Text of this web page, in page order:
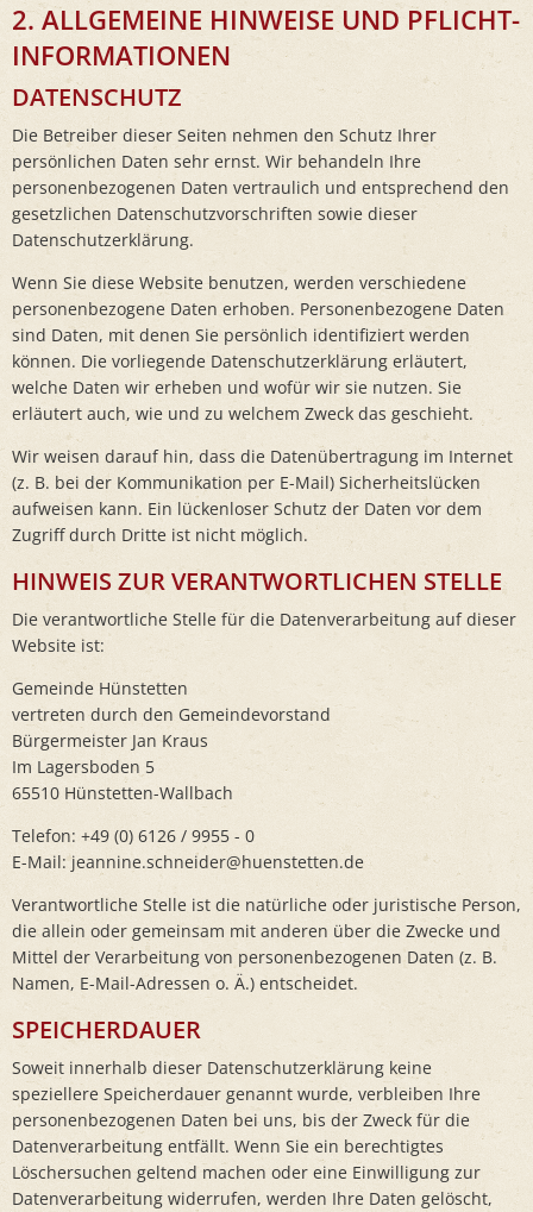
2. ALLGEMEINE HINWEISE UND PFLICHT­
INFORMATIONEN
DATENSCHUTZ
Die Betreiber dieser Seiten nehmen den Schutz Ihrer
persönlichen Daten sehr ernst. Wir behandeln Ihre
personenbezogenen Daten vertraulich und entsprechend den
gesetzlichen Datenschutzvorschriften sowie dieser
Datenschutzerklärung.
Wenn Sie diese Website benutzen, werden verschiedene
personenbezogene Daten erhoben. Personenbezogene Daten
sind Daten, mit denen Sie persönlich identifiziert werden
können. Die vorliegende Datenschutzerklärung erläutert,
welche Daten wir erheben und wofür wir sie nutzen. Sie
erläutert auch, wie und zu welchem Zweck das geschieht.
Wir weisen darauf hin, dass die Datenübertragung im Internet
(z. B. bei der Kommunikation per E-Mail) Sicherheitslücken
aufweisen kann. Ein lückenloser Schutz der Daten vor dem
Zugriff durch Dritte ist nicht möglich.
HINWEIS ZUR VERANTWORTLICHEN STELLE
Die verantwortliche Stelle für die Datenverarbeitung auf dieser
Website ist:
Gemeinde Hünstetten
vertreten durch den Gemeindevorstand
Bürgermeister Jan Kraus
Im Lagersboden 5
65510 Hünstetten-Wallbach
Telefon: +49 (0) 6126 / 9955 - 0
E-Mail: jeannine.schneider@huenstetten.de
Verantwortliche Stelle ist die natürliche oder juristische Person,
die allein oder gemeinsam mit anderen über die Zwecke und
Mittel der Verarbeitung von personenbezogenen Daten (z. B.
Namen, E-Mail-Adressen o. Ä.) entscheidet.
SPEICHERDAUER
Soweit innerhalb dieser Datenschutzerklärung keine
speziellere Speicherdauer genannt wurde, verbleiben Ihre
personenbezogenen Daten bei uns, bis der Zweck für die
Datenverarbeitung entfällt. Wenn Sie ein berechtigtes
Löschersuchen geltend machen oder eine Einwilligung zur
Datenverarbeitung widerrufen, werden Ihre Daten gelöscht,